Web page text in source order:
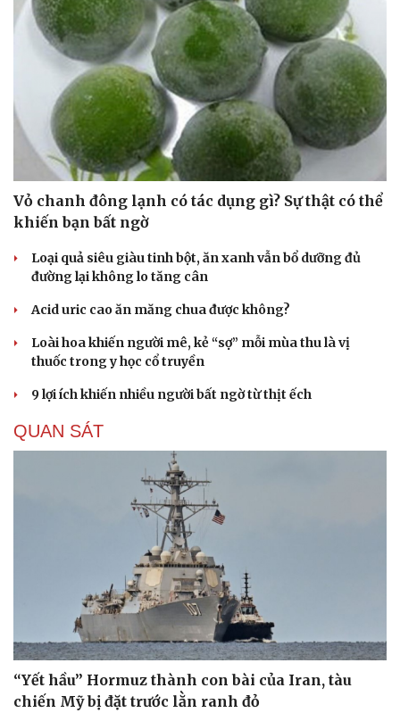
Vỏ chanh đông lạnh có tác dụng gì? Sự thật có thể
khiến bạn bất ngờ
Loại quả siêu giàu tinh bột, ăn xanh vẫn bổ dưỡng đủ
đường lại không lo tăng cân
Acid uric cao ăn măng chua được không?
Loài hoa khiến người mê, kẻ “sợ” mỗi mùa thu là vị
thuốc trong y học cổ truyền
9 lợi ích khiến nhiều người bất ngờ từ thịt ếch
QUAN SÁT
“Yết hầu” Hormuz thành con bài của Iran, tàu
chiến Mỹ bị đặt trước lằn ranh đỏ